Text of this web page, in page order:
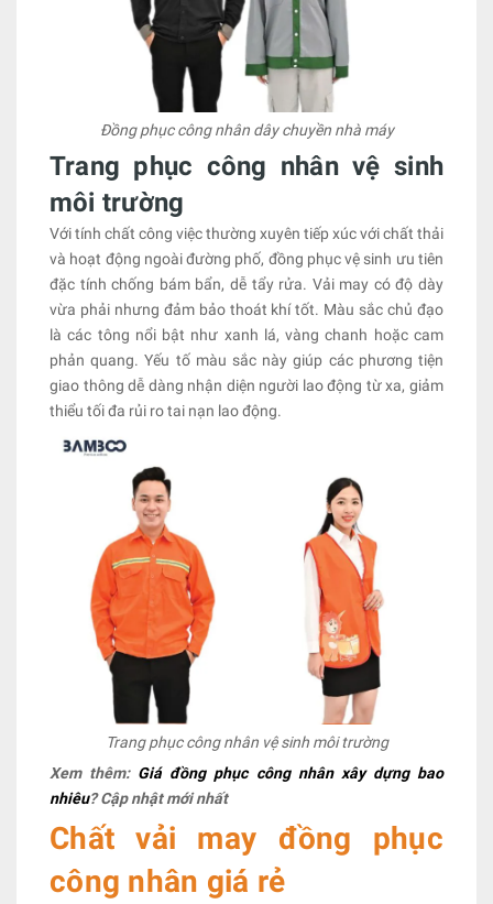
Đồng phục công nhân dây chuyền nhà máy
Trang phục công nhân vệ sinh
môi trường
Với tính chất công việc thường xuyên tiếp xúc với chất thải
và hoạt động ngoài đường phố, đồng phục vệ sinh ưu tiên
đặc tính chống bám bẩn, dễ tẩy rửa. Vải may có độ dày
vừa phải nhưng đảm bảo thoát khí tốt. Màu sắc chủ đạo
là các tông nổi bật như xanh lá, vàng chanh hoặc cam
phản quang. Yếu tố màu sắc này giúp các phương tiện
giao thông dễ dàng nhận diện người lao động từ xa, giảm
thiểu tối đa rủi ro tai nạn lao động.
Trang phục công nhân vệ sinh môi trường
Xem thêm: Giá đồng phục công nhân xây dựng bao
nhiêu? Cập nhật mới nhất
Chất vải may đồng phục
công nhân giá rẻ